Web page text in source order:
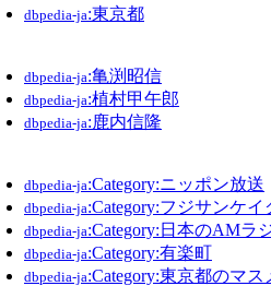
dbpedia-ja:東京都
dbpedia-ja:亀渕昭信
dbpedia-ja:植村甲午郎
dbpedia-ja:鹿内信隆
dbpedia-ja:Category:ニッポン放送
dbpedia-ja:Category:フジサンケ
dbpedia-ja:Category:日本のAMラ
dbpedia-ja:Category:有楽町
dbpedia-ja:Category:東京都のマ